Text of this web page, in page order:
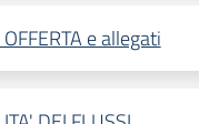
e allegati